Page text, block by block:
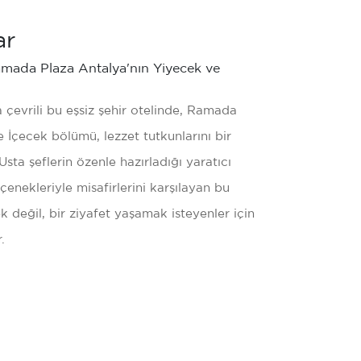
Plaza Antalya'nın Yiyecek ve
çevrili bu eşsiz şehir otelinde, Ramada
İçecek bölümü, lezzet tutkunlarını bir
şeflerin özenle hazırladığı yaratıcı
misafirlerini karşılayan bu
değil, bir ziyafet yaşamak isteyenler için